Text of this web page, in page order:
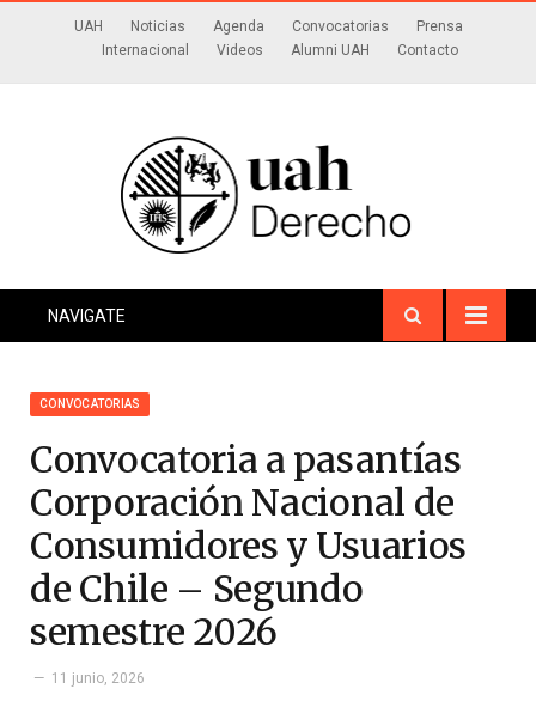
UAH Noticias Agenda Convocatorias
Prensa
Internacional
Videos Alumni UAH Contacto
NAVIGATE
CONVOCATORIAS
Convocatoria a pasantías
Corporación Nacional de
Consumidores y Usuarios
de Chile – Segundo
semestre 2026
11 junio, 2026